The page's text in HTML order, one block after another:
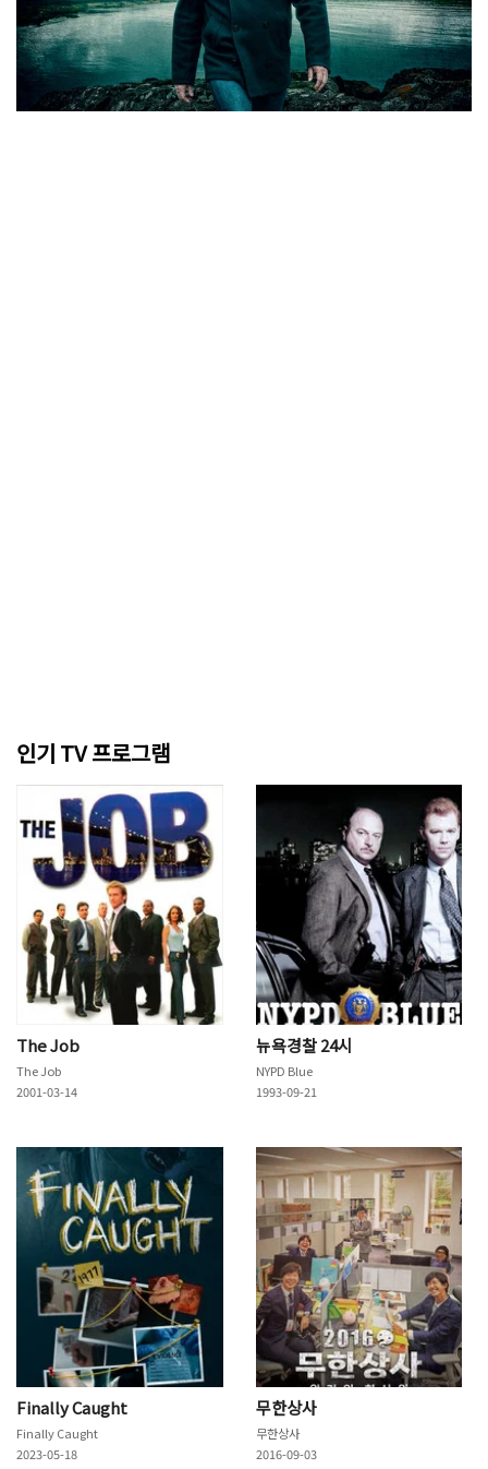
인기 TV 프로그램
The Job
The Job
2001-03-14
뉴욕경찰 24시
NYPD Blue
1993-09-21
Finally Caught
Finally Caught
2023-05-18
무한상사
무한상사
2016-09-03